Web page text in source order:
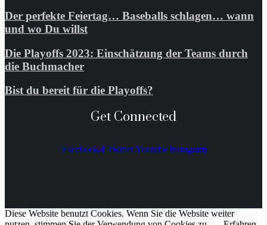
Der perfekte Feiertag… Baseballs schlagen… wann
und wo Du willst
Die Playoffs 2023: Einschätzung der Teams durch
die Buchmacher
Bist du bereit für die Playoffs?
Get Connected
Facebook-f Twitter Youtube Instagram
Diese Website benutzt Cookies. Wenn Sie die Website weiter